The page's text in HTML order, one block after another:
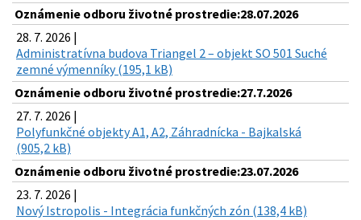
Oznámenie odboru životné prostredie:28.07.2026
28. 7. 2026 |
Administratívna budova Triangel 2 – objekt SO 501 Suché
zemné výmenníky (195,1 kB)
Oznámenie odboru životné prostredie:27.7.2026
27. 7. 2026 |
Polyfunkčné objekty A1, A2, Záhradnícka - Bajkalská
(905,2 kB)
Oznámenie odboru životné prostredie:23.07.2026
23. 7. 2026 |
Nový Istropolis - Integrácia funkčných zón (138,4 kB)